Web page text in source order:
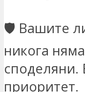
🛡️ Вашите
никога
приоритет.